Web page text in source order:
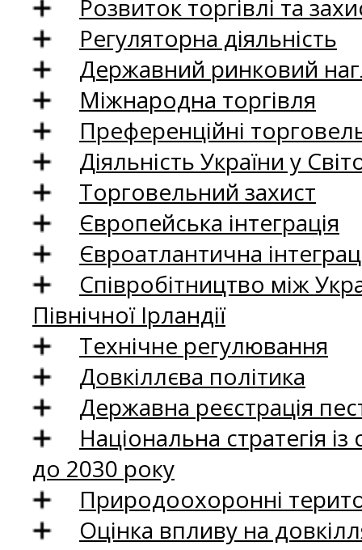
Розвиток торгівлі та
Регуляторна діяльність
Державний ринковий
Міжнародна торгівля
Преференційні
Діяльність України у
Торговельний захист
Європейська інтеграція
Євроатлантична
Співробітництво між
Північної Ірландії
Технічне регулювання
Довкіллєва політика
Державна реєстрація
Національна стратегія
до 2030 року
Природоохоронні
Оцінка впливу на